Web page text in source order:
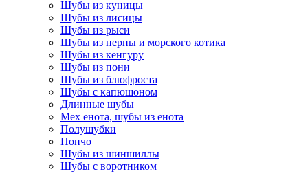
Шубы из куницы
Шубы из лисицы
Шубы из рыси
Шубы из нерпы и морского котика
Шубы из кенгуру
Шубы из пони
Шубы из блюфроста
Шубы с капюшоном
Длинные шубы
Мех енота, шубы из енота
Полушубки
Пончо
Шубы из шиншиллы
Шубы с воротником